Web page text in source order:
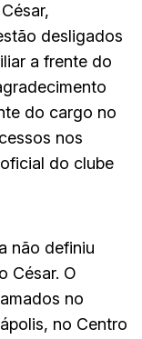
desligados
a frente do
do cargo no
nos
do clube
não definiu
César. O
no
no Centro